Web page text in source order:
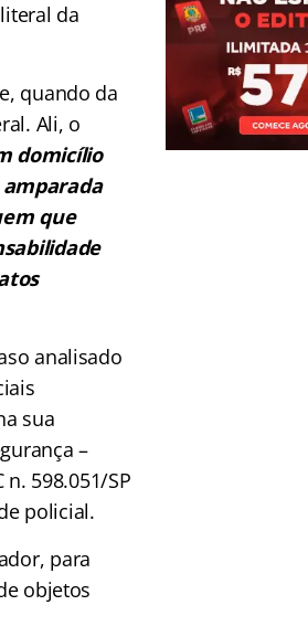
da
quando da
Ali, o
domicílio
que
analisado
sua
–
598.051/SP
policial.
para
objetos